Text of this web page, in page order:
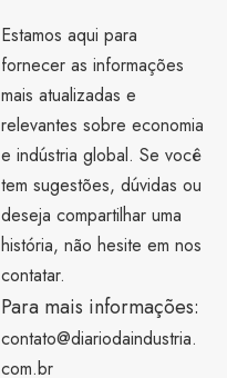
Estamos aqui para
fornecer as informações
mais atualizadas e
relevantes sobre economia
e indústria global. Se você
tem sugestões, dúvidas ou
deseja compartilhar uma
história, não hesite em nos
contatar.
Para mais informações:
contato@diariodaindustria.
com.br